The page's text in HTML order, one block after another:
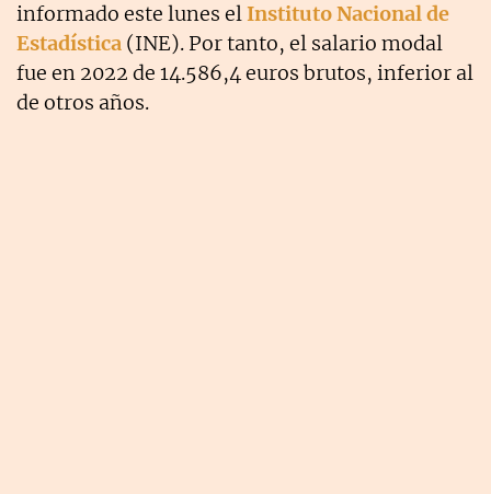
informado este lunes elInstituto Nacional de
Estadística (INE). Por tanto, el salario modal
fue en 2022 de 14.586,4 euros brutos, inferior al
de otros años.